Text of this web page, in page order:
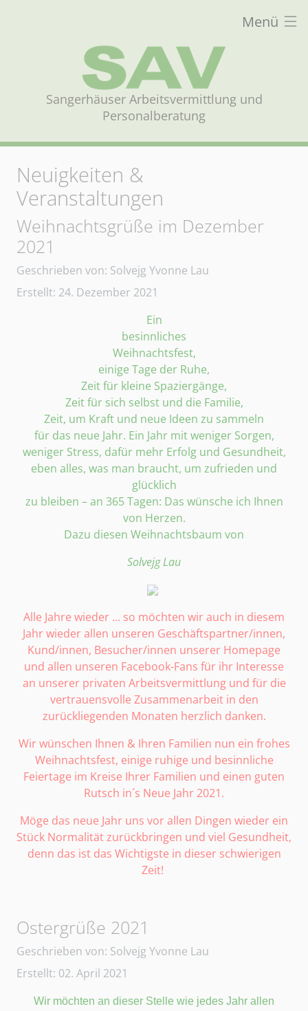
Menü
Sangerhäuser Arbeitsvermittlung und
Personalberatung
Neuigkeiten &
Veranstaltungen
Weihnachtsgrüße im Dezember
2021
Details
Geschrieben von: Solvejg Yvonne Lau
Erstellt: 24. Dezember 2021
Ein
besinnliches
Weihnachtsfest,
einige Tage der Ruhe,
Zeit für kleine Spaziergänge,
Zeit für sich selbst und die Familie,
Zeit, um Kraft und neue Ideen zu sammeln
für das neue Jahr. Ein Jahr mit weniger Sorgen,
weniger Stress, dafür mehr Erfolg und Gesundheit,
eben alles, was man braucht, um zufrieden und
glücklich
zu bleiben – an 365 Tagen: Das wünsche ich Ihnen
von Herzen.
Dazu diesen Weihnachtsbaum von
Solvejg Lau
Alle Jahre wieder ... so möchten wir auch in diesem
Jahr wieder allen unseren Geschäftspartner/innen,
Kund/innen, Besucher/innen unserer Homepage
und allen unseren Facebook-Fans für ihr Interesse
an unserer privaten Arbeitsvermittlung und für die
vertrauensvolle Zusammenarbeit in den
zurückliegenden Monaten herzlich danken.
Wir wünschen Ihnen & Ihren Familien nun ein frohes
Weihnachtsfest, einige ruhige und besinnliche
Feiertage im Kreise Ihrer Familien und einen guten
Rutsch in´s Neue Jahr 2021.
Möge das neue Jahr uns vor allen Dingen wieder ein
Stück Normalität zurückbringen und viel Gesundheit,
denn das ist das Wichtigste in dieser schwierigen
Zeit!
Ostergrüße 2021
Details
Geschrieben von: Solvejg Yvonne Lau
Erstellt: 02. April 2021
Wir möchten an dieser Stelle wie jedes Jahr allen